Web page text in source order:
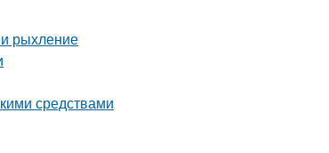
и рыхление
средствами